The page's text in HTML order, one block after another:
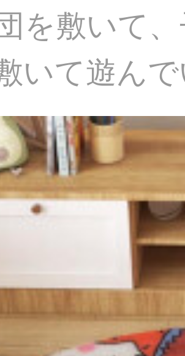
を敷いて
いて遊ん